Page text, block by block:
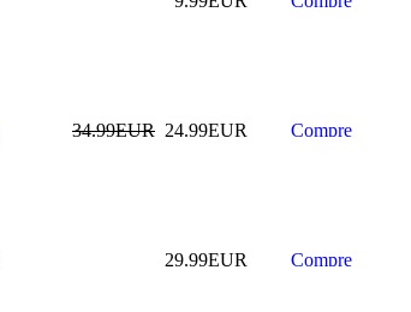
34.99EUR 24.99EUR
29.99EUR